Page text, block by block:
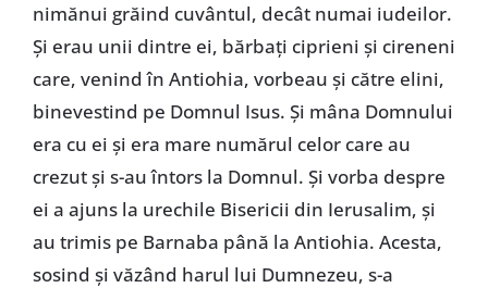
nimănui grăind cuvântul, decât numai iudeilor.
Și erau unii dintre ei, bărbați ciprieni și cireneni
care, venind în Antiohia, vorbeau și către elini,
binevestind pe Domnul Isus. Și mâna Domnului
era cu ei și era mare numărul celor care au
crezut și s-au întors la Domnul. Și vorba despre
ei a ajuns la urechile Bisericii din Ierusalim, și
au trimis pe Barnaba până la Antiohia. Acesta,
sosind și văzând harul lui Dumnezeu, s-a